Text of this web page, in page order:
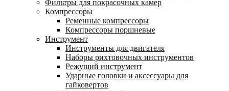
Фильтры для покрасочных камер
Компрессоры
Ременные компрессоры
Компрессоры поршневые
Инструмент
Инструменты для двигателя
Наборы рихтовочных инструментов
Режущий инструмент
Ударные головки и аксессуары для
гайковертов